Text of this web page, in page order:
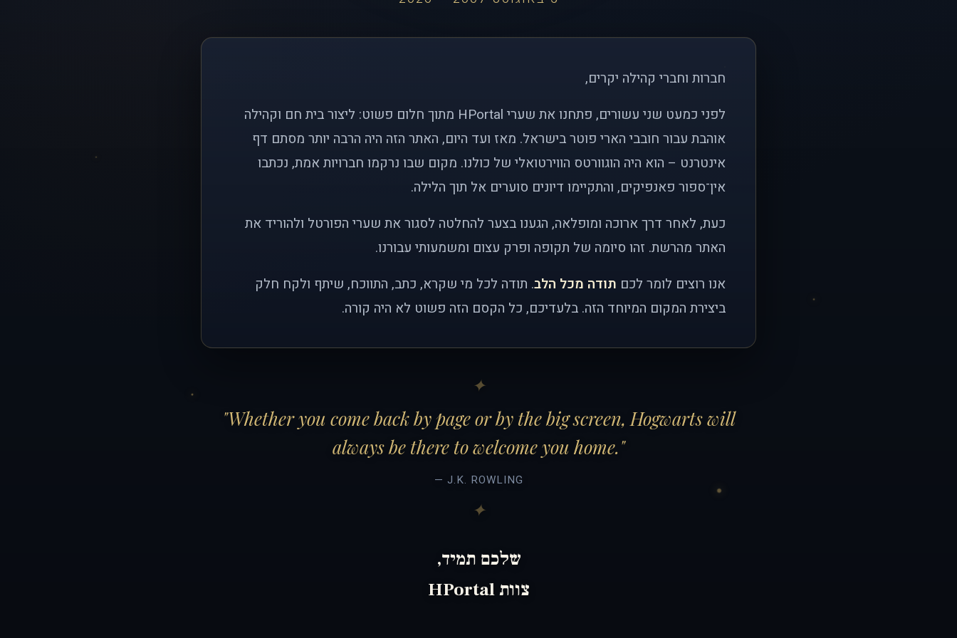
חברות וחברי קהילה יקרים,
לפני כמעט שני עשורים, פתחנו את שערי HPortal מתוך חלום פשוט: ליצור בית חם וקהילה
אוהבת עבור חובבי הארי פוטר בישראל. מאז ועד היום, האתר הזה היה הרבה יותר מסתם דף
אינטרנט – הוא היה הוגוורטס הווירטואלי של כולנו. מקום שבו נרקמו חברויות אמת, נכתבו
אין־ספור פאנפיקים, והתקיימו דיונים סוערים אל תוך הלילה.
כעת, לאחר דרך ארוכה ומופלאה, הגענו בצער להחלטה לסגור את שערי הפורטל ולהוריד את
האתר מהרשת. זהו סיומה של תקופה ופרק עצום ומשמעותי עבורנו.
אנו רוצים לומר לכם תודה מכל הלב. תודה לכל מי שקרא, כתב, התווכח, שיתף ולקח חלק
ביצירת המקום המיוחד הזה. בלעדיכם, כל הקסם הזה פשוט לא היה קורה.
"Whether you come back by page or by the big screen, Hogwarts will
always be there to welcome you home."
— J.K. ROWLING
שלכם תמיד,
צוות HPortal